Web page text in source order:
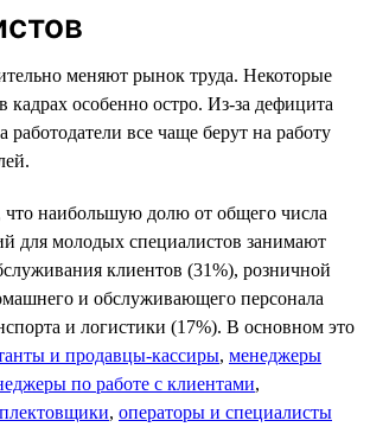
меняют рынок труда. Некоторые
особенно остро. Из-за дефицита
работодатели все чаще берут на работу
наибольшую долю от общего числа
для молодых специалистов занимают
клиентов (31%), розничной
и обслуживающего персонала
и логистики (17%). В основном это
и продавцы-кассиры, менеджеры
по работе с клиентами,
, операторы и специалисты